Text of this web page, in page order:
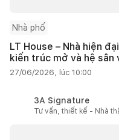
Nhà phố
LT House – Nhà hiện
kiến trúc mở và hệ
27/06/2026, lúc 10:00
3A Signature
Tư vấn, thiết kế - Nhà